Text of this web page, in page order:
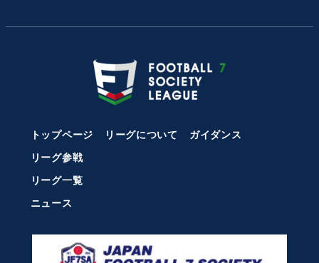
トップページ リーグについて
ガイダンス
リーグ参戦
リーグ一覧
ニュース